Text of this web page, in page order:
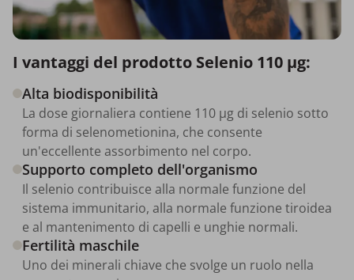
I vantaggi del prodotto Selenio 110 µg:
Alta biodisponibilità
La dose giornaliera contiene 110 µg di selenio sotto
forma di selenometionina, che consente
un'eccellente assorbimento nel corpo.
Supporto completo dell'organismo
Il selenio contribuisce alla normale funzione del
sistema immunitario, alla normale funzione tiroidea
e al mantenimento di capelli e unghie normali.
Fertilità maschile
Uno dei minerali chiave che svolge un ruolo nella